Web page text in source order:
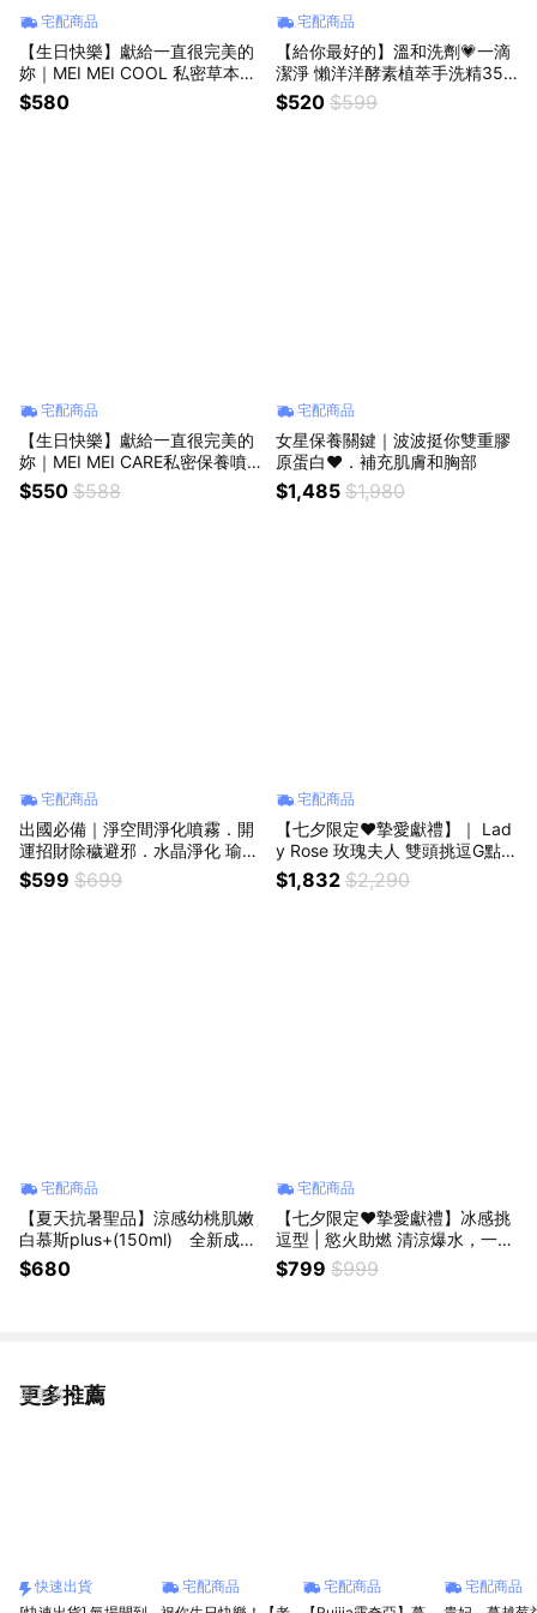
宅配商品
【生日快樂】獻給一直很完美的
妳｜MEI MEI COOL 私密草本涼
感保養噴霧(30ml)
$580
宅配商品
【給你最好的】溫和洗劑💗一滴
潔淨 懶洋洋酵素植萃手洗精​350
ml(1入)
$520 $599
宅配商品
【生日快樂】獻給一直很完美的
妳｜MEI MEI CARE私密保養噴
霧(30ml)
$550 $588
宅配商品
女星保養關鍵｜波波挺你雙重膠
原蛋白❤．補充肌膚和胸部
$1,485 $1,980
宅配商品
出國必備｜淨空間淨化噴霧．開
運招財除穢避邪．水晶淨化 瑜珈
靜坐 沉澱身心
$599 $699
宅配商品
【七夕限定❤️摯愛獻禮】｜ Lad
y Rose 玫瑰夫人 雙頭挑逗G點
體驗仿真人舔舌
$1,832 $2,290
宅配商品
【夏天抗暑聖品】涼感幼桃肌嫩
白慕斯plus+(150ml) 全新成分
大升級！
$680
宅配商品
【七夕限定❤️摯愛獻禮】冰感挑
逗型 | 慾火助燃 清涼爆水，一秒
開啟高感模式 PLAY WITH ME-
水性潤滑(15入/盒)
$799 $999
更多推薦
看更多
快速出貨
宅配商品
宅配商品
宅配商品